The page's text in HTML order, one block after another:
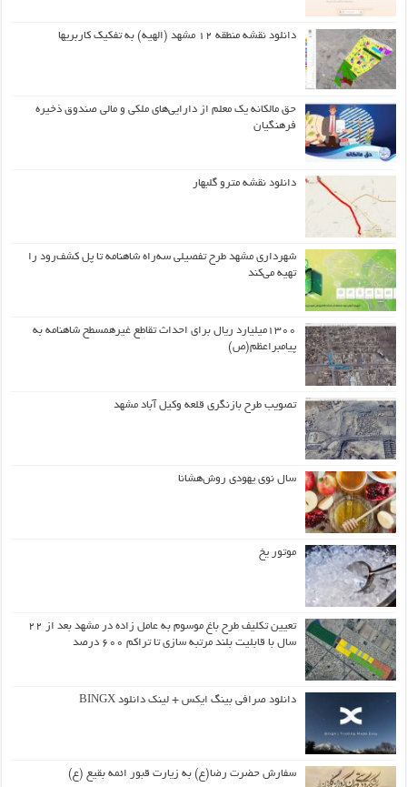
دانلود نقشه منطقه ۱۲ مشهد (الهیه) به تفکیک کاربریها
حق مالکانه یک معلم از دارایی‌های ملکی و مالی صندوق ذخیره
فرهنگیان
دانلود نقشه مترو گلبهار
شهرداری مشهد طرح تفصیلی سه‌راه شاهنامه تا پل کشف‌رود را
تهیه می‌کند
۱۳۰۰میلیارد ریال برای احداث تقاطع غیرهمسطح شاهنامه به
پیامبراعظم(ص)
تصویب طرح بازنگری قلعه وکیل آباد مشهد
سال نوی یهودی روش‌هشانا
موتور یخ
تعیین تکلیف طرح باغ موسوم به عامل زاده در مشهد بعد از ۲۲
سال با قابلیت بلند مرتبه سازی تا تراکم ۶۰۰ درصد
دانلود صرافی بینگ ایکس + لینک دانلود BINGX
سفارش حضرت رضا(ع) به زیارت قبور ائمه بقیع (ع)